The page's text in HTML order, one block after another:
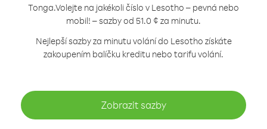
Tonga.Volejte na jakékoli číslo v Lesotho – pevná nebo
mobil! – sazby od 51.0 ¢ za minutu.
Nejlepší sazby za minutu volání do Lesotho získáte
zakoupením balíčku kreditu nebo tarifu volání.
Zobrazit sazby